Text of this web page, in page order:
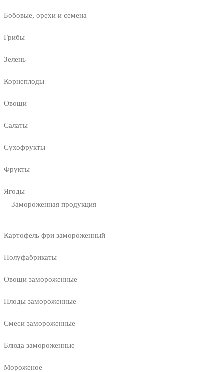
Бобовые, орехи и семена
Грибы
Зелень
Корнеплоды
Овощи
Салаты
Сухофрукты
Фрукты
Ягоды
Замороженная продукция
Картофель фри замороженный
Полуфабрикаты
Овощи замороженные
Плоды замороженные
Смеси замороженные
Блюда замороженные
Мороженое